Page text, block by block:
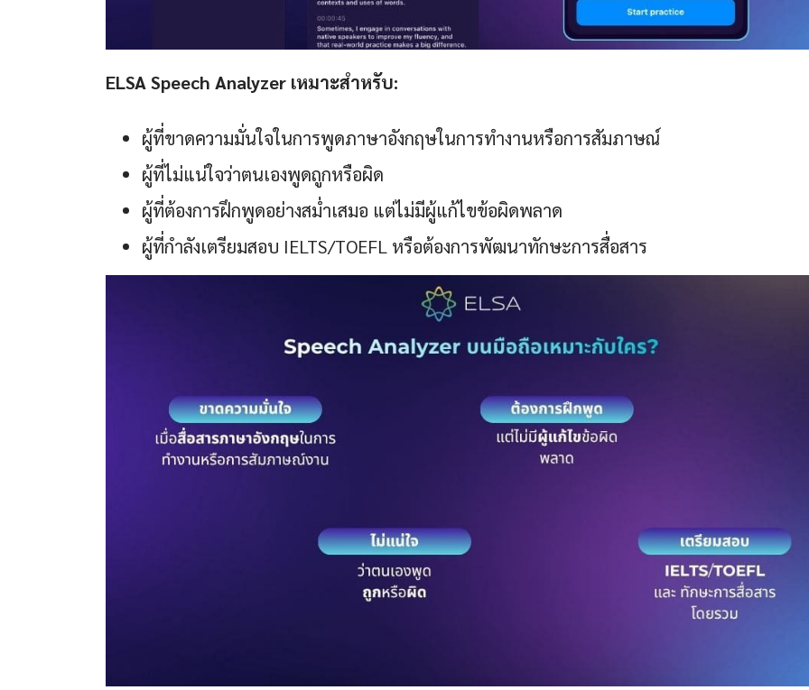
ELSA Speech Analyzer เหมาะสำหรับ:
ผู้ที่ขาดความมั่นใจในการพูดภาษาอังกฤษในการทำงานหรือการสัมภาษณ์
ผู้ที่ไม่แน่ใจว่าตนเองพูดถูกหรือผิด
ผู้ที่ต้องการฝึกพูดอย่างสม่ำเสมอ แต่ไม่มีผู้แก้ไขข้อผิดพลาด
ผู้ที่กำลังเตรียมสอบ IELTS/TOEFL หรือต้องการพัฒนาทักษะการสื่อสาร